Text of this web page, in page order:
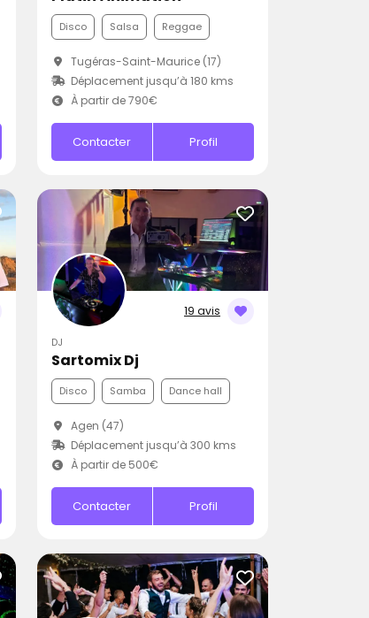
Disco Salsa Reggae
Tugéras-Saint-Maurice (17)
Déplacement jusqu’à 180 kms
À partir de 790€
Contacter Profil
19 avis
DJ
Sartomix Dj
Disco Samba Dance hall
Agen (47)
Déplacement jusqu’à 300 kms
À partir de 500€
Contacter Profil